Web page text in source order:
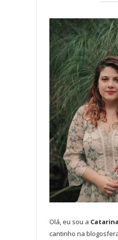
Olá, eu sou a Catarina
cantinho na